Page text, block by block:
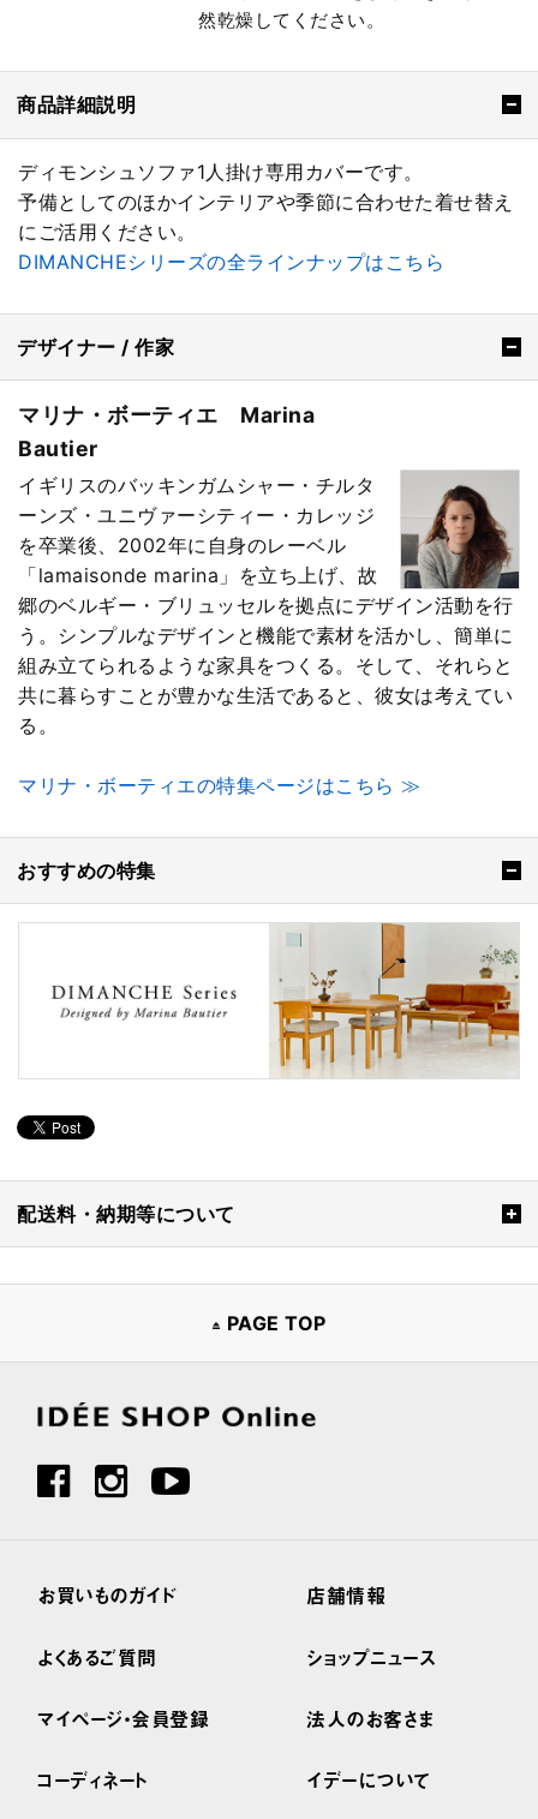
然乾燥してください。
商品詳細説明
ディモンシュソファ1人掛け専用カバーです。
予備としてのほかインテリアや季節に合わせた着せ替え
にご活用ください。
DIMANCHEシリーズの全ラインナップはこちら
デザイナー / 作家
マリナ・ボーティエ Marina
Bautier
イギリスのバッキンガムシャー・チルタ
ーンズ・ユニヴァーシティー・カレッジ
を卒業後、2002年に自身のレーベル
「lamaisonde marina」を立ち上げ、故
郷のベルギー・ブリュッセルを拠点にデザイン活動を行
う。シンプルなデザインと機能で素材を活かし、簡単に
組み立てられるような家具をつくる。そして、それらと
共に暮らすことが豊かな生活であると、彼女は考えてい
る。
マリナ・ボーティエの特集ページはこちら ≫
おすすめの特集
配送料・納期等について
PAGE TOP
お買いものガイド
よくあるご質問
マイページ・会員登録
コーディネート
店舗情報
ショップニュース
法人のお客さま
イデーについて